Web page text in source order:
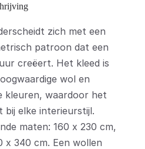
zich met een
patroon dat een
creëert. Het kleed is
wol en
kleuren, waardoor het
bij elke interieurstijl.
maten: 160 x 230 cm,
x 340 cm. Een wollen